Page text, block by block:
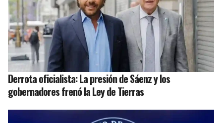
Derrota oficialista: La presión de Sáenz y los
gobernadores frenó la Ley de Tierras